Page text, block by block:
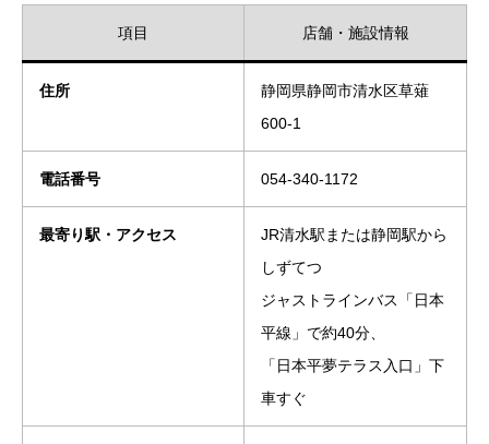
項目 店舗・施設情報
住所
静岡県静岡市清水区草薙
600-1
電話番号 054-340-1172
最寄り駅・アクセス
JR清水駅または静岡駅から
しずてつ
ジャストラインバス「日本
平線」で約40分、
「日本平夢テラス入口」下
車すぐ